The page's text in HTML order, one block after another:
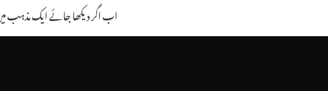
اب اگر دیکھا جائے ایک مذہب